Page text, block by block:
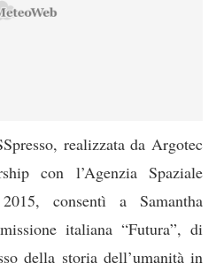
realizzata da Argotec
con l’Agenzia Spaziale
consentì a Samantha
italiana “Futura”, di
della storia dell’umanità in